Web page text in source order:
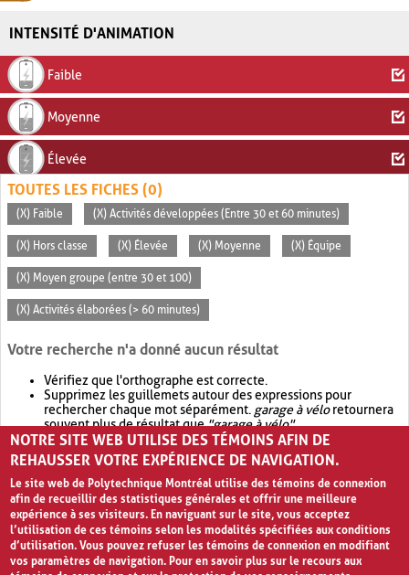
INTENSITÉ D'ANIMATION
Faible
Moyenne
Élevée
TOUTES LES FICHES (0)
(X) Faible (X) Activités développées (Entre 30 et 60 minutes)
(X) Hors classe (X) Élevée (X) Moyenne (X) Équipe
(X) Moyen groupe (entre 30 et 100)
(X) Activités élaborées (> 60 minutes)
Votre recherche n'a donné aucun résultat
Vérifiez que l'orthographe est correcte.
Supprimez les guillemets autour des expressions pour
rechercher chaque mot séparément. garage à véloretournera
souvent plus de résultat que"garage à vélo".
Envisagez d'élargir votre recherche avec OR.garage OR vélo
retournera souvent plus de résultat quegarage à vélo
NOTRE SITE WEB UTILISE DES TÉMOINS AFIN DE
REHAUSSER VOTRE EXPÉRIENCE DE NAVIGATION.
Le site web de Polytechnique Montréal utilise des témoins de connexion
afin de recueillir des statistiques générales et offrir une meilleure
expérience à ses visiteurs. En naviguant sur le site, vous acceptez
l’utilisation de ces témoins selon les modalités spécifiées aux conditions
d’utilisation. Vous pouvez refuser les témoins de connexion en modifiant
vos paramètres de navigation. Pour en savoir plus sur le recours aux